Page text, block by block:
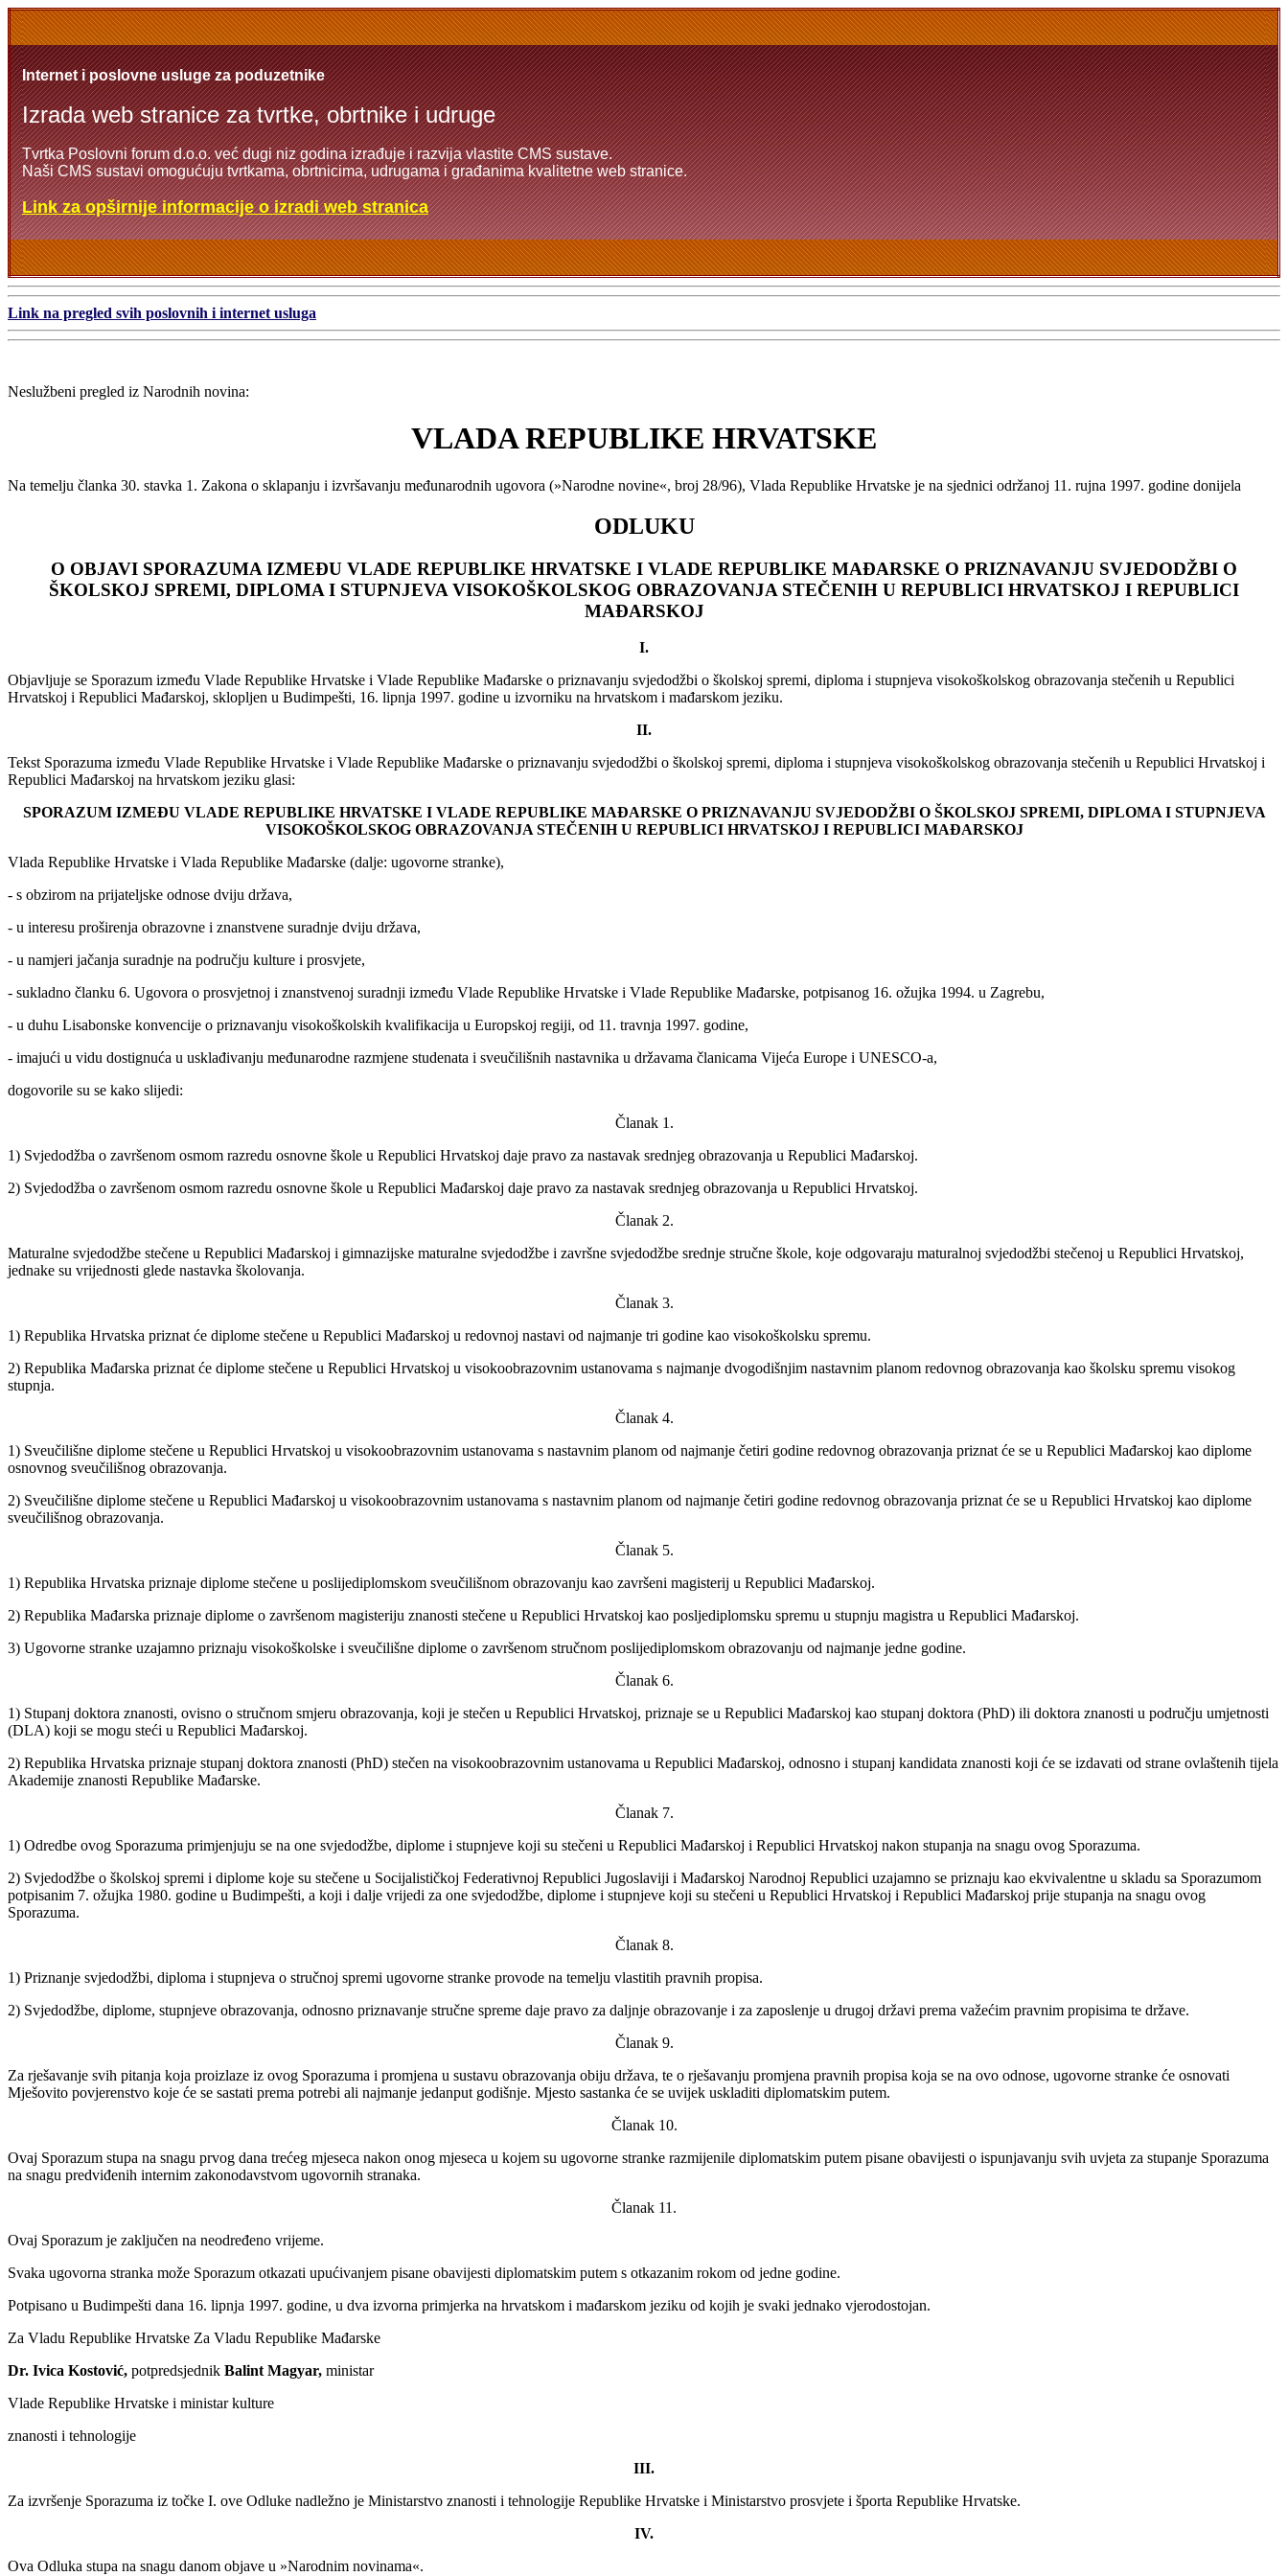
Internet i poslovne usluge za poduzetnike
Izrada web stranice za tvrtke, obrtnike i udruge
Tvrtka Poslovni forum d.o.o. već dugi niz godina izrađuje i razvija vlastite CMS sustave.
Naši CMS sustavi omogućuju tvrtkama, obrtnicima, udrugama i građanima kvalitetne web stranice.
Link za opširnije informacije o izradi web stranica
Link na pregled svih poslovnih i internet usluga
Neslužbeni pregled iz Narodnih novina:
VLADA REPUBLIKE HRVATSKE
Na temelju članka 30. stavka 1. Zakona o sklapanju i izvršavanju međunarodnih ugovora (»Narodne novine«, broj 28/96), Vlada Republike Hrvatske je na sjednici održanoj 11. rujna 1997. godine donijela
ODLUKU
O OBJAVI SPORAZUMA IZMEĐU VLADE REPUBLIKE HRVATSKE I VLADE REPUBLIKE MAĐARSKE O PRIZNAVANJU SVJEDODŽBI O
ŠKOLSKOJ SPREMI, DIPLOMA I STUPNJEVA VISOKOŠKOLSKOG OBRAZOVANJA STEČENIH U REPUBLICI HRVATSKOJ I REPUBLICI
MAĐARSKOJ
I.
Objavljuje se Sporazum između Vlade Republike Hrvatske i Vlade Republike Mađarske o priznavanju svjedodžbi o školskoj spremi, diploma i stupnjeva visokoškolskog obrazovanja stečenih u Republici
Hrvatskoj i Republici Mađarskoj, sklopljen u Budimpešti, 16. lipnja 1997. godine u izvorniku na hrvatskom i mađarskom jeziku.
II.
Tekst Sporazuma između Vlade Republike Hrvatske i Vlade Republike Mađarske o priznavanju svjedodžbi o školskoj spremi, diploma i stupnjeva visokoškolskog obrazovanja stečenih u Republici Hrvatskoj i
Republici Mađarskoj na hrvatskom jeziku glasi:
SPORAZUM IZMEĐU VLADE REPUBLIKE HRVATSKE I VLADE REPUBLIKE MAĐARSKE O PRIZNAVANJU SVJEDODŽBI O ŠKOLSKOJ SPREMI, DIPLOMA I STUPNJEVA
VISOKOŠKOLSKOG OBRAZOVANJA STEČENIH U REPUBLICI HRVATSKOJ I REPUBLICI MAĐARSKOJ
Vlada Republike Hrvatske i Vlada Republike Mađarske (dalje: ugovorne stranke),
- s obzirom na prijateljske odnose dviju država,
- u interesu proširenja obrazovne i znanstvene suradnje dviju država,
- u namjeri jačanja suradnje na području kulture i prosvjete,
- sukladno članku 6. Ugovora o prosvjetnoj i znanstvenoj suradnji između Vlade Republike Hrvatske i Vlade Republike Mađarske, potpisanog 16. ožujka 1994. u Zagrebu,
- u duhu Lisabonske konvencije o priznavanju visokoškolskih kvalifikacija u Europskoj regiji, od 11. travnja 1997. godine,
- imajući u vidu dostignuća u usklađivanju međunarodne razmjene studenata i sveučilišnih nastavnika u državama članicama Vijeća Europe i UNESCO-a,
dogovorile su se kako slijedi:
Članak 1.
1) Svjedodžba o završenom osmom razredu osnovne škole u Republici Hrvatskoj daje pravo za nastavak srednjeg obrazovanja u Republici Mađarskoj.
2) Svjedodžba o završenom osmom razredu osnovne škole u Republici Mađarskoj daje pravo za nastavak srednjeg obrazovanja u Republici Hrvatskoj.
Članak 2.
Maturalne svjedodžbe stečene u Republici Mađarskoj i gimnazijske maturalne svjedodžbe i završne svjedodžbe srednje stručne škole, koje odgovaraju maturalnoj svjedodžbi stečenoj u Republici Hrvatskoj,
jednake su vrijednosti glede nastavka školovanja.
Članak 3.
1) Republika Hrvatska priznat će diplome stečene u Republici Mađarskoj u redovnoj nastavi od najmanje tri godine kao visokoškolsku spremu.
2) Republika Mađarska priznat će diplome stečene u Republici Hrvatskoj u visokoobrazovnim ustanovama s najmanje dvogodišnjim nastavnim planom redovnog obrazovanja kao školsku spremu visokog
stupnja.
Članak 4.
1) Sveučilišne diplome stečene u Republici Hrvatskoj u visokoobrazovnim ustanovama s nastavnim planom od najmanje četiri godine redovnog obrazovanja priznat će se u Republici Mađarskoj kao diplome
osnovnog sveučilišnog obrazovanja.
2) Sveučilišne diplome stečene u Republici Mađarskoj u visokoobrazovnim ustanovama s nastavnim planom od najmanje četiri godine redovnog obrazovanja priznat će se u Republici Hrvatskoj kao diplome
sveučilišnog obrazovanja.
Članak 5.
1) Republika Hrvatska priznaje diplome stečene u poslijediplomskom sveučilišnom obrazovanju kao završeni magisterij u Republici Mađarskoj.
2) Republika Mađarska priznaje diplome o završenom magisteriju znanosti stečene u Republici Hrvatskoj kao posljediplomsku spremu u stupnju magistra u Republici Mađarskoj.
3) Ugovorne stranke uzajamno priznaju visokoškolske i sveučilišne diplome o završenom stručnom poslijediplomskom obrazovanju od najmanje jedne godine.
Članak 6.
1) Stupanj doktora znanosti, ovisno o stručnom smjeru obrazovanja, koji je stečen u Republici Hrvatskoj, priznaje se u Republici Mađarskoj kao stupanj doktora (PhD) ili doktora znanosti u području umjetnosti
(DLA) koji se mogu steći u Republici Mađarskoj.
2) Republika Hrvatska priznaje stupanj doktora znanosti (PhD) stečen na visokoobrazovnim ustanovama u Republici Mađarskoj, odnosno i stupanj kandidata znanosti koji će se izdavati od strane ovlaštenih tijela
Akademije znanosti Republike Mađarske.
Članak 7.
1) Odredbe ovog Sporazuma primjenjuju se na one svjedodžbe, diplome i stupnjeve koji su stečeni u Republici Mađarskoj i Republici Hrvatskoj nakon stupanja na snagu ovog Sporazuma.
2) Svjedodžbe o školskoj spremi i diplome koje su stečene u Socijalističkoj Federativnoj Republici Jugoslaviji i Mađarskoj Narodnoj Republici uzajamno se priznaju kao ekvivalentne u skladu sa Sporazumom
potpisanim 7. ožujka 1980. godine u Budimpešti, a koji i dalje vrijedi za one svjedodžbe, diplome i stupnjeve koji su stečeni u Republici Hrvatskoj i Republici Mađarskoj prije stupanja na snagu ovog
Sporazuma.
Članak 8.
1) Priznanje svjedodžbi, diploma i stupnjeva o stručnoj spremi ugovorne stranke provode na temelju vlastitih pravnih propisa.
2) Svjedodžbe, diplome, stupnjeve obrazovanja, odnosno priznavanje stručne spreme daje pravo za daljnje obrazovanje i za zaposlenje u drugoj državi prema važećim pravnim propisima te države.
Članak 9.
Za rješavanje svih pitanja koja proizlaze iz ovog Sporazuma i promjena u sustavu obrazovanja obiju država, te o rješavanju promjena pravnih propisa koja se na ovo odnose, ugovorne stranke će osnovati
Mješovito povjerenstvo koje će se sastati prema potrebi ali najmanje jedanput godišnje. Mjesto sastanka će se uvijek uskladiti diplomatskim putem.
Članak 10.
Ovaj Sporazum stupa na snagu prvog dana trećeg mjeseca nakon onog mjeseca u kojem su ugovorne stranke razmijenile diplomatskim putem pisane obavijesti o ispunjavanju svih uvjeta za stupanje Sporazuma
na snagu predviđenih internim zakonodavstvom ugovornih stranaka.
Članak 11.
Ovaj Sporazum je zaključen na neodređeno vrijeme.
Svaka ugovorna stranka može Sporazum otkazati upućivanjem pisane obavijesti diplomatskim putem s otkazanim rokom od jedne godine.
Potpisano u Budimpešti dana 16. lipnja 1997. godine, u dva izvorna primjerka na hrvatskom i mađarskom jeziku od kojih je svaki jednako vjerodostojan.
Za Vladu Republike Hrvatske Za Vladu Republike Mađarske
Dr. Ivica Kostović, potpredsjednik Balint Magyar, ministar
Vlade Republike Hrvatske i ministar kulture
znanosti i tehnologije
III.
Za izvršenje Sporazuma iz točke I. ove Odluke nadležno je Ministarstvo znanosti i tehnologije Republike Hrvatske i Ministarstvo prosvjete i športa Republike Hrvatske.
IV.
Ova Odluka stupa na snagu danom objave u »Narodnim novinama«.